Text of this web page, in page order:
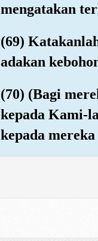
mengatakan
(69)
adakan
(70) (Bagi
kepada Kami-
kepada